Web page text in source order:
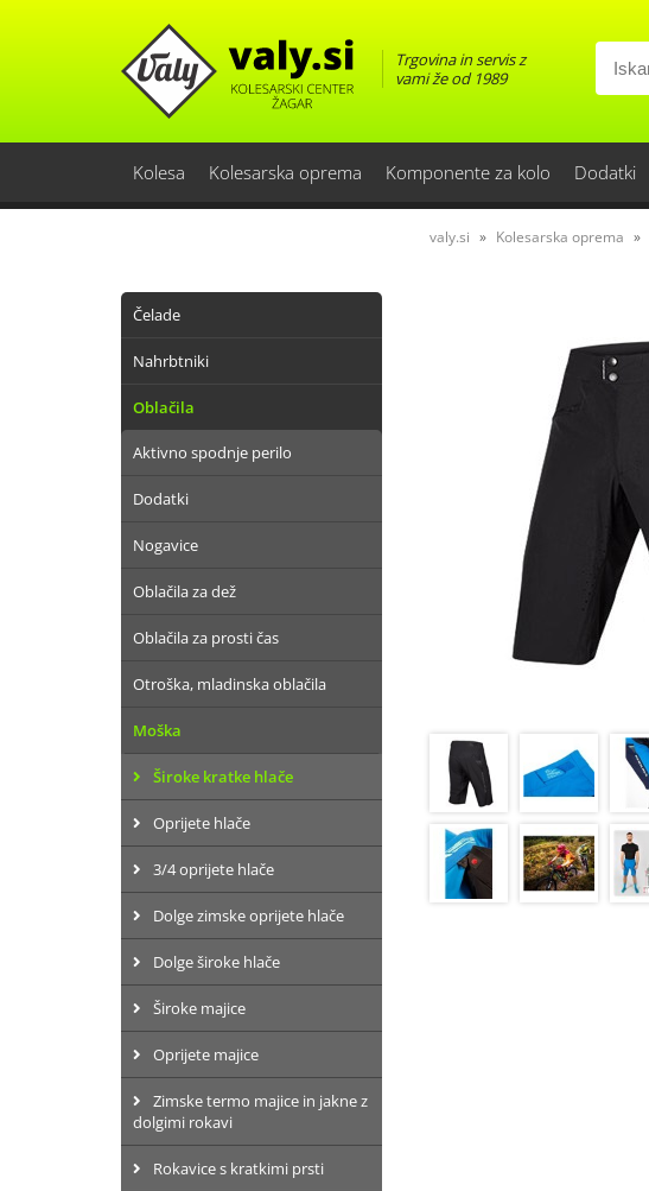
Trgovina in servis z
vami že od 1989
Kolesa Kolesarska oprema Komponente za kolo Dodatki
Čelade
Nahrbtniki
Oblačila
Aktivno spodnje perilo
Dodatki
Nogavice
Oblačila za dež
Oblačila za prosti čas
Otroška, mladinska oblačila
Moška
Široke kratke hlače
Oprijete hlače
3/4 oprijete hlače
Dolge zimske oprijete hlače
Dolge široke hlače
Široke majice
Oprijete majice
Zimske termo majice in jakne z
dolgimi rokavi
Rokavice s kratkimi prsti
valy.si Kolesarska oprema